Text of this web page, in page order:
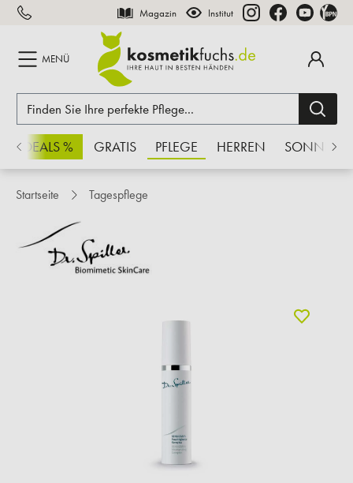
springen Magazin Institut
MENÜ
% GRATIS PFLEGE HERREN SONNE
Startseite Tagespflege